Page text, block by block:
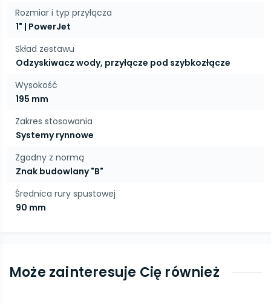
Rozmiar i typ przyłącza
1" | PowerJet
Skład zestawu
Odzyskiwacz wody, przyłącze pod szybkozłącze
Wysokość
195 mm
Zakres stosowania
Systemy rynnowe
Zgodny z normą
Znak budowlany "B"
Średnica rury spustowej
90 mm
Może zainteresuje Cię również